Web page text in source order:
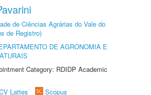
de Ciências Agrárias do Vale do
de Registro)
DE AGRONOMIA E
Category: RDIDP Academic
Lattes
Scopus